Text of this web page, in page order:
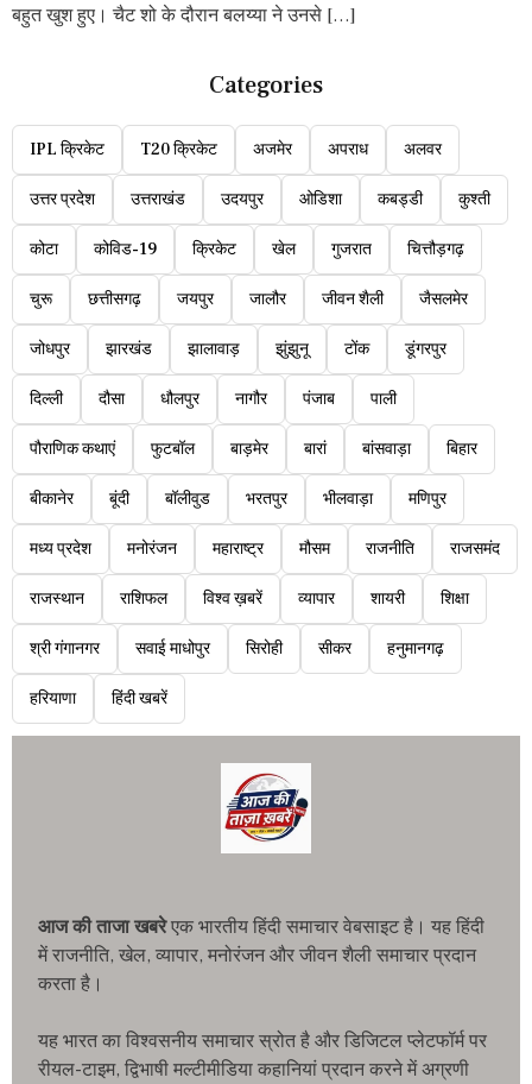
बहुत खुश हुए। चैट शो के दौरान बलय्या ने उनसे […]
Categories
IPL क्रिकेट T20 क्रिकेट अजमेर अपराध अलवर
उत्तर प्रदेश उत्तराखंड उदयपुर ओडिशा कबड्डी कुश्ती
कोटा कोविड-19 क्रिकेट खेल गुजरात चित्तौड़गढ़
चुरू छत्तीसगढ़ जयपुर जालौर जीवन शैली जैसलमेर
जोधपुर झारखंड झालावाड़ झुंझुनू टोंक डूंगरपुर
दिल्ली दौसा धौलपुर नागौर पंजाब पाली
पौराणिक कथाएं फुटबॉल बाड़मेर बारां बांसवाड़ा बिहार
बीकानेर बूंदी बॉलीवुड भरतपुर भीलवाड़ा मणिपुर
मध्य प्रदेश मनोरंजन महाराष्ट्र मौसम राजनीति राजसमंद
राजस्थान राशिफल विश्व ख़बरें व्यापार शायरी शिक्षा
श्री गंगानगर सवाई माधोपुर सिरोही सीकर हनुमानगढ़
हरियाणा हिंदी खबरें
आज की ताजा खबरेएक भारतीय हिंदी समाचार वेबसाइट है। यह हिंदी
में राजनीति, खेल, व्यापार, मनोरंजन और जीवन शैली समाचार प्रदान
करता है।
यह भारत का विश्वसनीय समाचार स्रोत है और डिजिटल प्लेटफॉर्म पर
रीयल-टाइम, द्विभाषी मल्टीमीडिया कहानियां प्रदान करने में अग्रणी